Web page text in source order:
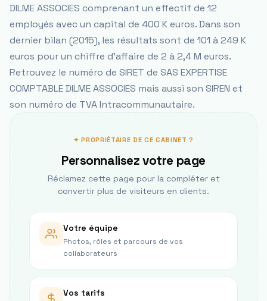
DILME ASSOCIES comprenant un effectif de 12
employés avec un capital de 400 K euros. Dans son
dernier bilan (2015), les résultats sont de 101 à 249 K
euros pour un chiffre d’affaire de 2 à 2,4 M euros.
Retrouvez le numéro de SIRET de SAS EXPERTISE
COMPTABLE DILME ASSOCIES mais aussi son SIREN et
son numéro de TVA Intracommunautaire.
✦ PROPRIÉTAIRE DE CE CABINET ?
Personnalisez votre page
Réclamez cette page pour la compléter et
convertir plus de visiteurs en clients.
Votre équipe
Photos, rôles et parcours de vos
collaborateurs
Vos tarifs